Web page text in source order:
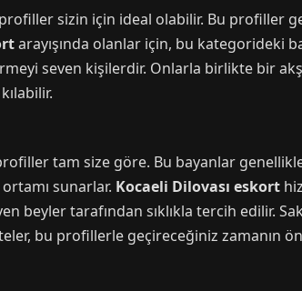
sizin için ideal olabilir. Bu profiller
arayışında olanlar için, bu kategorideki
seven kişilerdir. Onlarla birlikte bir
tam size göre. Bu bayanlar
sunarlar. Kocaeli Dilovası eskort
beyler tarafından sıklıkla tercih edilir.
bu profillerle geçireceğiniz zamanın